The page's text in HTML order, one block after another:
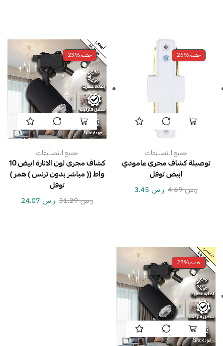
خصم26%
جميع التصنيفات
توصيلة كشاف مجرى عامودي
ابيض توفل
ر.س4.69 ر.س
خصم23%
جميع التصنيفات
كشاف مجرى لون الانارة ابيض 10
واط (( مباشر بدون ترنس ) همر )
توفل
ر.س31.29 ر.س
خصم27%